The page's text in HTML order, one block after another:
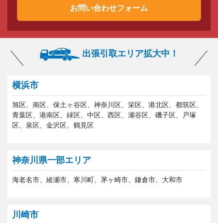
お問い合わせフォーム
出張引取エリア拡大中！
横浜市
旭区、南区、保土ヶ谷区、神奈川区、栄区、港北区、都筑区、
青葉区、港南区、緑区、中区、西区、瀬谷区、磯子区、戸塚
区、泉区、金沢区、鶴見区
神奈川県一部エリア
海老名市、綾瀬市、寒川町、茅ヶ崎市、鎌倉市、大和市
川崎市